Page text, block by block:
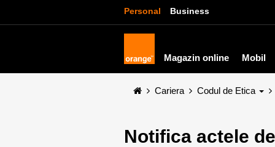
Personal Business
Magazin online Mobil
Cariera Codul de Etica
Notifica actele